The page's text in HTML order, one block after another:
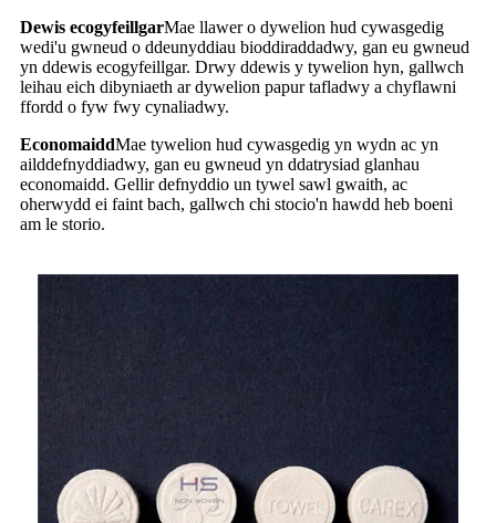
Dewis ecogyfeillgarMae llawer o dywelion hud cywasgedig
wedi'u gwneud o ddeunyddiau bioddiraddadwy, gan eu gwneud
yn ddewis ecogyfeillgar. Drwy ddewis y tywelion hyn, gallwch
leihau eich dibyniaeth ar dywelion papur tafladwy a chyflawni
ffordd o fyw fwy cynaliadwy.
EconomaiddMae tywelion hud cywasgedig yn wydn ac yn
ailddefnyddiadwy, gan eu gwneud yn ddatrysiad glanhau
economaidd. Gellir defnyddio un tywel sawl gwaith, ac
oherwydd ei faint bach, gallwch chi stocio'n hawdd heb boeni
am le storio.